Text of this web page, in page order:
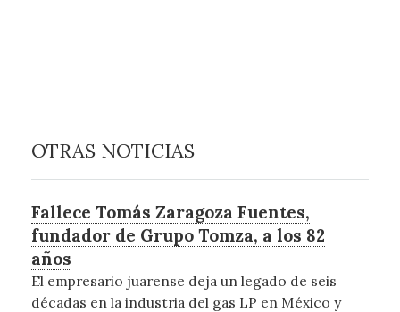
OTRAS NOTICIAS
Fallece Tomás Zaragoza Fuentes,
fundador de Grupo Tomza, a los 82
años
El empresario juarense deja un legado de seis
décadas en la industria del gas LP en México y